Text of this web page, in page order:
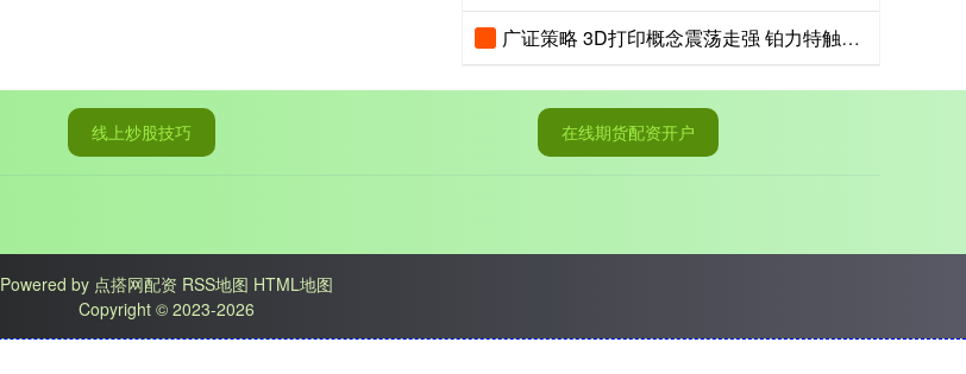
广证策略 3D打印概念震荡走强 铂力特触及20cm涨停
线上炒股技巧 在线期货配资开户
Powered by 点搭网配资 RSS地图 HTML地图
Copyright © 2023-2026